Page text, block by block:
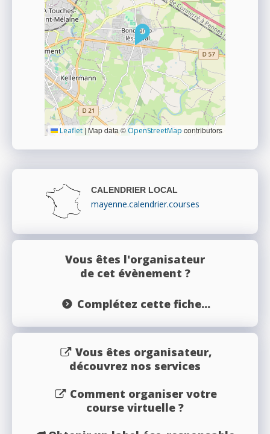
Leaflet | Map data © OpenStreetMap contributors
CALENDRIER LOCAL
mayenne.calendrier.courses
Vous êtes l'organisateur
de cet évènement ?
Complétez cette fiche...
Vous êtes organisateur,
découvrez nos services
Comment organiser votre
course virtuelle ?